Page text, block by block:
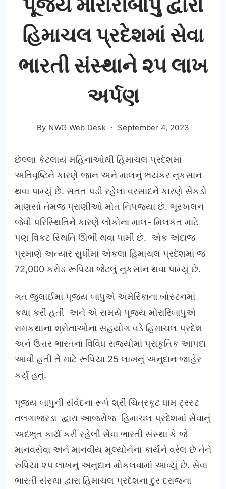
હિમાચલ પ્રદેશમાં સેવા
ભારતી સંસ્થાને ૨૫ લાખ
અર્પણ
By NWG Web Desk September 4, 2023
છેલ્લા કેટલાય મહિનાઓથી હિમાચલ પ્રદેશમાં
અતિવૃષ્ટિને કારણે જાન અને માલનું ભયંકર નુકસાન
થવા પામ્યું છે. સતત પડી રહેલા વરસાદને કારણે સેંકડો
માણસો તેમજ પ્રાણીઓ મોત નિપજયા છે. ભૂસ્ખલન
જેવી પરિસ્થિતિને કારણે લોકોના માલ- મિલકત માટે
પણ વિકટ સ્થિતિ ઊભી થવા પામી છે. એક અંદાજ
પ્રમાણે અત્યાર સુધીમાં એકલા હિમાચલ પ્રદેશમાં જ
72,000 કરોડ રૂપિયા જેટલું નુકસાન થવા પામ્યું છે.
ગત જુલાઈમાં પૂજ્ય બાપુએ અમેરિકાના બોસ્ટનમાં
કથા કરી હતી અને એ સમયે પૂજય મોરારિબાપુએ
રામકથાના શ્રોતાઓના સહયોગ વડે હિમાચલ પ્રદેશ
અને ઉત્તર ભારતના વિવિધ રાજ્યોમાં પ્રાકૃતિક આપદા
આવી હતી તે માટે રૂપિયા 25 લાખનું અનુદાન જાહેર
કર્યું હતું.
પૂજ્ય બાપુની સંવેદના રૂપે શ્રી ચિત્રકૂટ ધામ ટ્રસ્ટ
તલગાજરડા દ્વારા આજરોજ હિમાચલ પ્રદેશમાં સેવાનું
અદભુત કાર્ય કરી રહેલી સેવા ભારતી સંસ્થા કે જે
માનવસેવા અને માનવીય મૂલ્યોનેના કાર્યને વરેલ છે તેને
રુપિયા ૨૫ લાખનું અનુદાન મોકલવામાં આવ્યું છે. સેવા
ભારતી સંસ્થા દ્વારા હિમાચલ પ્રદેશના દુર દરાજના